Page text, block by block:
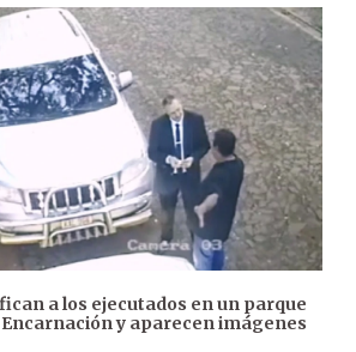
a los ejecutados en un parque
y aparecen imágenes